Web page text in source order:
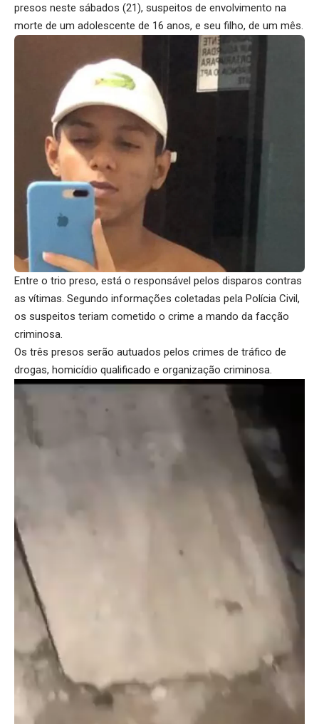
presos neste sábados (21), suspeitos de envolvimento na
morte de um adolescente de 16 anos, e seu filho, de um mês.
Entre o trio preso, está o responsável pelos disparos contras
as vítimas. Segundo informações coletadas pela Polícia Civil,
os suspeitos teriam cometido o crime a mando da facção
criminosa.
Os três presos serão autuados pelos crimes de tráfico de
drogas, homicídio qualificado e organização criminosa.